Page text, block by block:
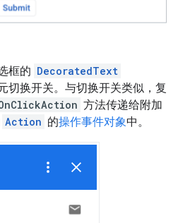
框的 DecoratedText
切换开关。与切换开关类似，复
方法传递给附加
Action 的操作事件对象中。